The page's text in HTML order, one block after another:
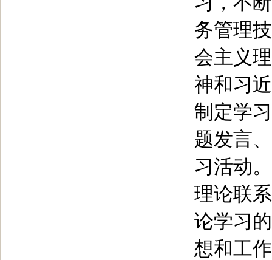
务管理
会主义
神和习
制定学
题发言
习活动
理论联
论学习
想和工